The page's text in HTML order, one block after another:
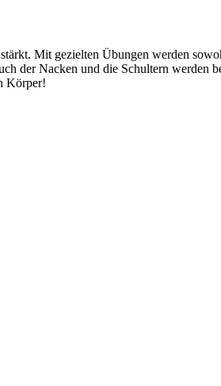
Mit gezielten Übungen werden
der Nacken und die Schultern werden
Körper!